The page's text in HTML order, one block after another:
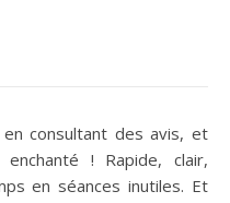
en consultant des avis, et
! Rapide, clair,
en séances inutiles. Et